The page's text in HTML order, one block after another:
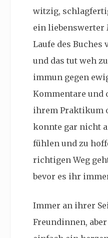
witzig,
ein liebenswerter
Laufe des Buches
und das tut weh
immun gegen
Kommentare und
ihrem Praktikum
konnte gar nicht
fühlen und zu
richtigen Weg
bevor es ihr
Immer an ihrer
Freundinnen,